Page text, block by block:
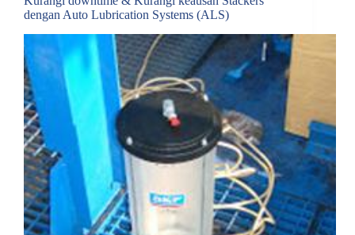
dengan Auto Lubrication Systems (ALS)